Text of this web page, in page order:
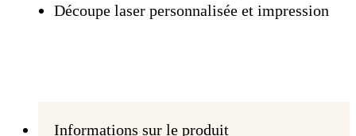
Découpe laser personnalisée et impression
Informations sur le produit